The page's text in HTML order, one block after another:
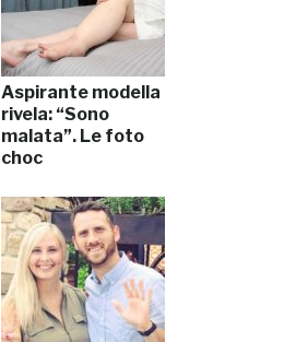
Aspirante modella
rivela: “Sono
malata”. Le foto
choc